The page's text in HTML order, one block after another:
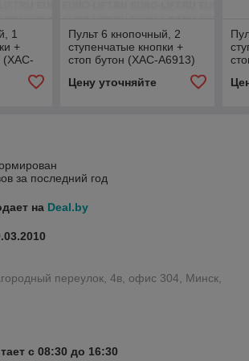
1
+
(XАС-
Пульт 6 кнопочный, 2
ступенчатые кнопки +
стоп бутон (XАС-A6913)
Цену уточняйте
за последний год
на Deal.by
переулок, 4в, офис 304, Минск,
с 08:30 до 16:30